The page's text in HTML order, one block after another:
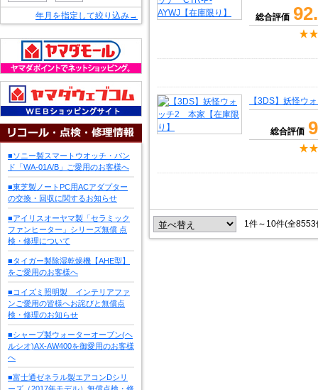
年月を指定して絞り込み→
■ソニー製スマートウオッチ・バン
ド「WA-01A/B」ご愛用のお客様へ
■東芝製ノートPC用ACアダプター
の交換・回収に関するお知らせ
■アイリスオーヤマ製「セラミック
ファンヒーター」シリーズ無償 点
検・修理について
■タイガー製除湿乾燥機【AHE型】
をご愛用のお客様へ
■コイズミ照明製 インテリアファ
ンご愛用の皆様へお詫びと無償点
検・修理のお知らせ
■シャープ製ウォーターオーブン(ヘ
ルシオ)AX-AW400を御愛用のお客様
へ
■富士通ゼネラル製エアコンDシリ
総合評価
【3DS】妖怪ウ
総合評価
1件～10件(全